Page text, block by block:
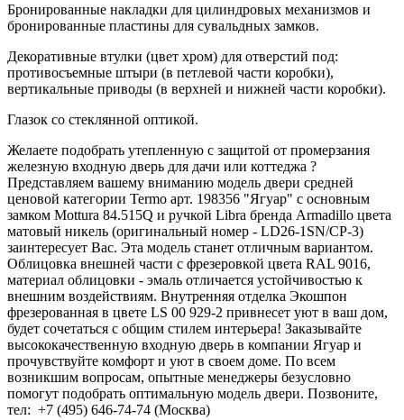
Бронированные накладки для цилиндровых механизмов и
бронированные пластины для сувальдных замков.
Декоративные втулки (цвет хром) для отверстий под:
противосъемные штыри (в петлевой части коробки),
вертикальные приводы (в верхней и нижней части коробки).
Глазок со стеклянной оптикой.
Желаете подобрать утепленную с защитой от промерзания
железную входную дверь для дачи или коттеджа ?
Представляем вашему вниманию модель двери средней
ценовой категории Termo арт. 198356 "Ягуар" с основным
замком Mottura 84.515Q и ручкой Libra бренда Armadillo цвета
матовый никель (оригинальный номер - LD26-1SN/CP-3)
заинтересует Вас. Эта модель станет отличным вариантом.
Облицовка внешней части с фрезеровкой цвета RAL 9016,
материал облицовки - эмаль отличается устойчивостью к
внешним воздействиям. Внутренняя отделка Экошпон
фрезерованная в цвете LS 00 929-2 привнесет уют в ваш дом,
будет сочетаться с общим стилем интерьера! Заказывайте
высококачественную входную дверь в компании Ягуар и
прочувствуйте комфорт и уют в своем доме. По всем
возникшим вопросам, опытные менеджеры безусловно
помогут подобрать оптимальную модель двери. Позвоните,
тел: +7 (495) 646-74-74 (Москва)